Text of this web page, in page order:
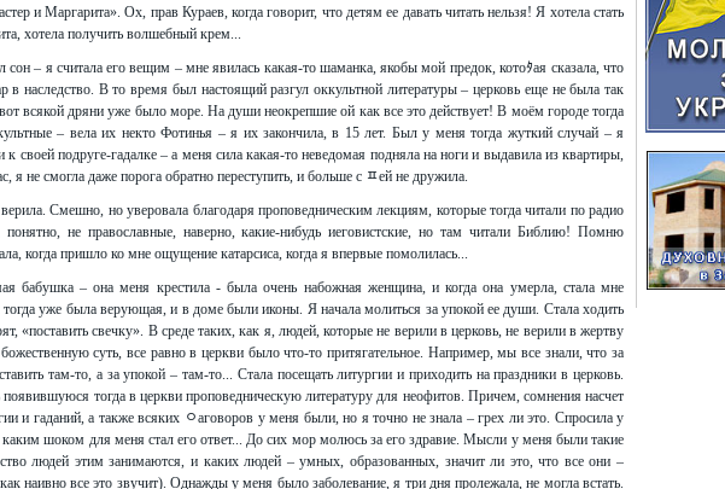
и Маргарита». Ох, прав Кураев, когда говорит, что детям ее давать читать нельзя! Я хотела стать
хотела получить волшебный крем...
– я считала его вещим – мне явилась какая-то шаманка, якобы мой предок, котоﾀая сказала, что
в наследство. В то время был настоящий разгул оккультной литературы – церковь еще не была так
всякой дряни уже было море. На души неокрепшие ой как все это действует! В моём городе тогда
– вела их некто Фотинья – я их закончила, в 15 лет. Был у меня тогда жуткий случай – я
к своей подруге-гадалке – а меня сила какая-то неведомая подняла на ноги и выдавила из квартиры,
я не смогла даже порога обратно переступить, и больше с ﾽей не дружила.
Смешно, но уверовала благодаря проповедническим лекциям, которые тогда читали по радио
не православные, наверно, какие-нибудь иеговистские, но там читали Библию! Помню
когда пришло ко мне ощущение катарсиса, когда я впервые помолилась...
бабушка – она меня крестила - была очень набожная женщина, и когда она умерла, стала мне
уже была верующая, и в доме были иконы. Я начала молиться за упокой ее души. Стала ходить
«поставить свечку». В среде таких, как я, людей, которые не верили в церковь, не верили в жертву
суть, все равно в церкви было что-то притягательное. Например, мы все знали, что за
там-то, а за упокой – там-то... Стала посещать литургии и приходить на праздники в церковь.
появившуюся тогда в церкви проповедническую литературу для неофитов. Причем, сомнения насчет
и гаданий, а также всяких ﾷаговоров у меня были, но я точно не знала – грех ли это. Спросила у
шоком для меня стал его ответ... До сих мор молюсь за его здравие. Мысли у меня были такие
людей этим занимаются, и каких людей – умных, образованных, значит ли это, что все они –
наивно все это звучит). Однажды у меня было заболевание, я три дня пролежала, не могла встать.